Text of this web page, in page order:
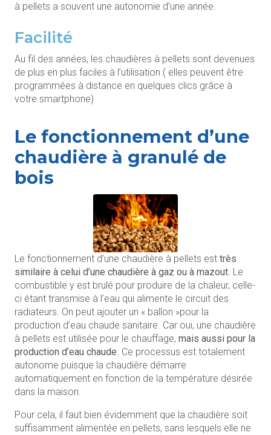
à pellets a souvent une autonomie d’une année.
Facilité
Au fil des années, les chaudières à pellets sont devenues
de plus en plus faciles à l’utilisation ( elles peuvent être
programmées à distance en quelques clics grâce à
votre smartphone)
Le fonctionnement d’une
chaudière à granulé de
bois
Le fonctionnement d’une chaudière à pellets est très
similaire à celui d’une chaudière à gaz ou à mazout. Le
combustible y est brulé pour produire de la chaleur, celle-
ci étant transmise à l’eau qui alimente le circuit des
radiateurs. On peut ajouter un « ballon »pour la
production d’eau chaude sanitaire. Car oui, une chaudière
à pellets est utilisée pour le chauffage, mais aussi pour la
production d’eau chaude. Ce processus est totalement
autonome puisque la chaudière démarre
automatiquement en fonction de la température désirée
dans la maison.
Pour cela, il faut bien évidemment que la chaudière soit
suffisamment alimentée en pellets, sans lesquels elle ne